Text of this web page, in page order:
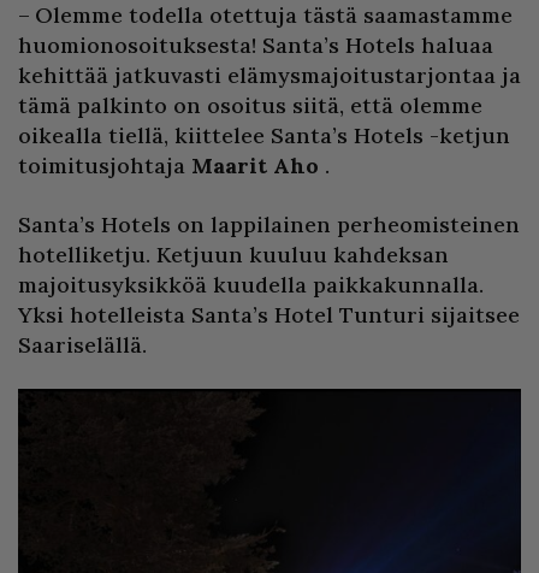
– Olemme todella otettuja tästä saamastamme
huomionosoituksesta! Santa’s Hotels haluaa
kehittää jatkuvasti elämysmajoitustarjontaa ja
tämä palkinto on osoitus siitä, että olemme
oikealla tiellä, kiittelee Santa’s Hotels -ketjun
toimitusjohtaja Maarit Aho .
Santa’s Hotels on lappilainen perheomisteinen
hotelliketju. Ketjuun kuuluu kahdeksan
majoitusyksikköä kuudella paikkakunnalla.
Yksi hotelleista Santa’s Hotel Tunturi sijaitsee
Saariselällä.